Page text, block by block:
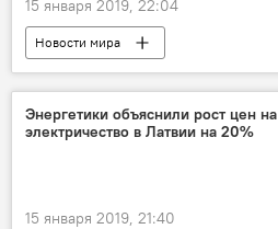
15 января 2019, 22:04
Новости мира
Энергетики объяснили рост цен на
электричество в Латвии на 20%
15 января 2019, 21:40